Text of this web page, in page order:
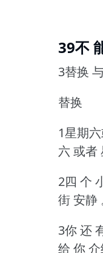
39不
3替换
替换
1星期
六 或者
2四 个
街 安静
3你 还
给 你 介